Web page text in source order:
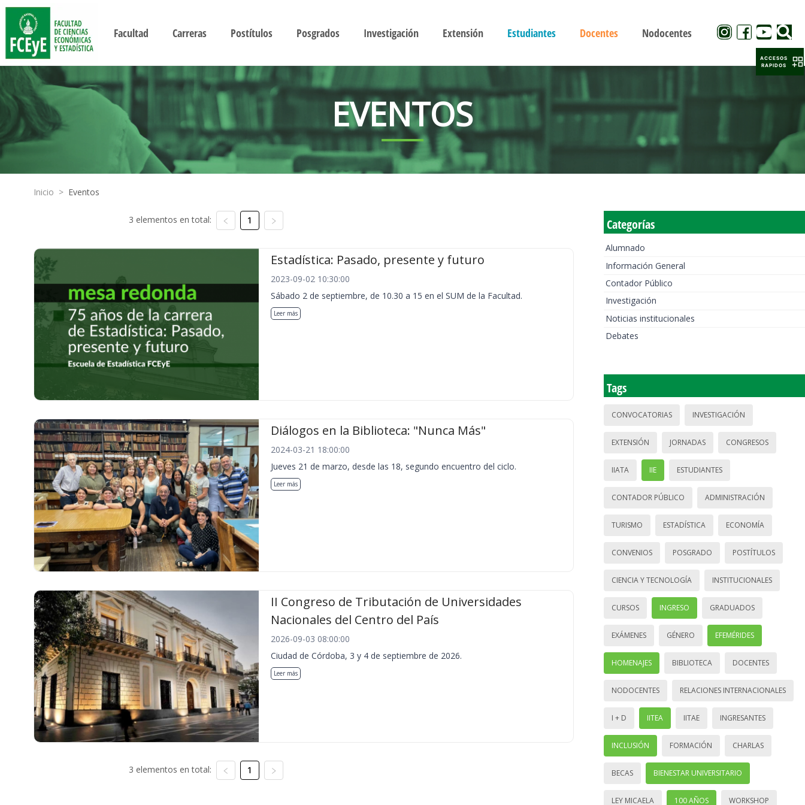
Facultad Carreras Postítulos Posgrados Investigación Extensión Estudiantes Docentes Nodocentes
EVENTOS
Inicio > Eventos
3 elementos en total: 1
Estadística: Pasado, presente y futuro
2023-09-02 10:30:00
Sábado 2 de septiembre, de 10.30 a 15 en el SUM de la Facultad.
Leer más
Diálogos en la Biblioteca: "Nunca Más"
2024-03-21 18:00:00
Jueves 21 de marzo, desde las 18, segundo encuentro del ciclo.
Leer más
II Congreso de Tributación de Universidades
Nacionales del Centro del País
2026-09-03 08:00:00
Ciudad de Córdoba, 3 y 4 de septiembre de 2026.
Leer más
3 elementos en total: 1
Categorías
Alumnado
Información General
Contador Público
Investigación
Noticias institucionales
Debates
Tags
CONVOCATORIAS INVESTIGACIÓN
EXTENSIÓN JORNADAS CONGRESOS
IIATA IIE ESTUDIANTES
CONTADOR PÚBLICO ADMINISTRACIÓN
TURISMO ESTADÍSTICA ECONOMÍA
CONVENIOS POSGRADO POSTÍTULOS
CIENCIA Y TECNOLOGÍA INSTITUCIONALES
CURSOS INGRESO GRADUADOS
EXÁMENES GÉNERO EFEMÉRIDES
HOMENAJES BIBLIOTECA DOCENTES
NODOCENTES RELACIONES INTERNACIONALES
I + D IITEA IITAE INGRESANTES
INCLUSIÓN FORMACIÓN CHARLAS
BECAS BIENESTAR UNIVERSITARIO
LEY MICAELA 100 AÑOS WORKSHOP
ACCESOS
RAPIDOS